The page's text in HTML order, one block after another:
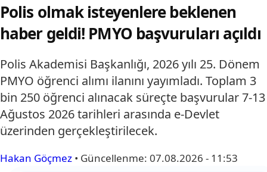
Polis olmak isteyenlere beklenen
haber geldi! PMYO başvuruları açıldı
Polis Akademisi Başkanlığı, 2026 yılı 25. Dönem
PMYO öğrenci alımı ilanını yayımladı. Toplam 3
bin 250 öğrenci alınacak süreçte başvurular 7-13
Ağustos 2026 tarihleri arasında e-Devlet
üzerinden gerçekleştirilecek.
Hakan Göçmez • Güncellenme: 07.08.2026 - 11:53